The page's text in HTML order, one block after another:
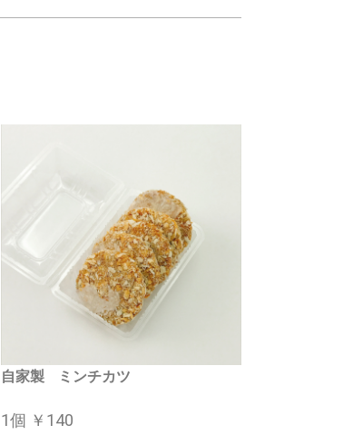
自家製 ミンチカツ
1個 ￥140